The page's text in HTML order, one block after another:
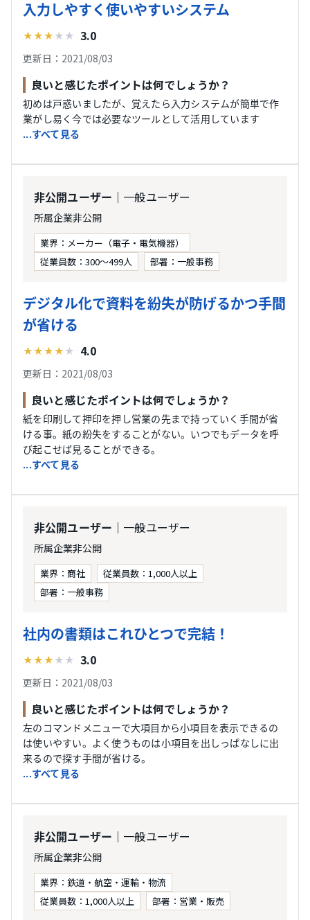
入力しやすく使いやすいシステム
★★★ ★ ★ 3.0
更新日：2021/08/03
良いと感じたポイントは何でしょうか？
初めは戸惑いましたが、覚えたら入力システムが簡単で作
業がし易く今では必要なツールとして活用しています
...すべて見る
非公開ユーザー ｜一般ユーザー
所属企業非公開
業界：メーカー（電子・電気機器）
従業員数：300〜499人
部署：一般事務
デジタル化で資料を紛失が防げるかつ手間
が省ける
★★★★ ★ 4.0
更新日：2021/08/03
良いと感じたポイントは何でしょうか？
紙を印刷して押印を押し営業の先まで持っていく手間が省
ける事。紙の紛失をすることがない。いつでもデータを呼
び起こせば見ることができる。
...すべて見る
非公開ユーザー ｜一般ユーザー
所属企業非公開
業界：商社
従業員数：1,000人以上
部署：一般事務
社内の書類はこれひとつで完結！
★★★ ★ ★ 3.0
更新日：2021/08/03
良いと感じたポイントは何でしょうか？
左のコマンドメニューで大項目から小項目を表示できるの
は使いやすい。よく使うものは小項目を出しっぱなしに出
来るので探す手間が省ける。
...すべて見る
非公開ユーザー ｜一般ユーザー
所属企業非公開
業界：鉄道・航空・運輸・物流
従業員数：1,000人以上
部署：営業・販売